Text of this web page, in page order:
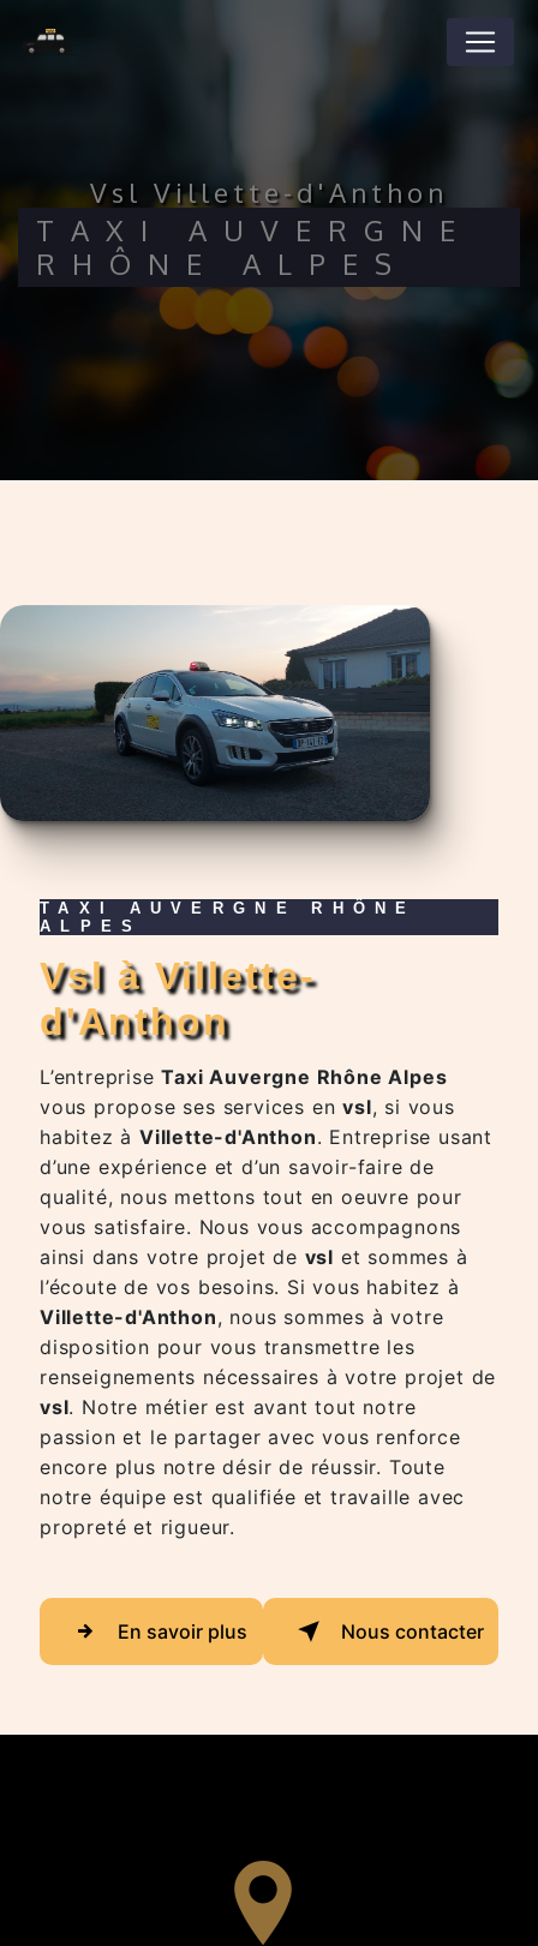
vsl Villette-d'Anthon
TAXI AUVERGNE
RHÔNE ALPES
TAXI AUVERGNE RHÔNE
ALPES
vsl à Villette-
d'Anthon
L’entrepriseTaxi Auvergne Rhône Alpes
vous propose ses services envsl, si vous
habitez àVillette-d'Anthon. Entreprise usant
d’une expérience et d’un savoir-faire de
qualité, nous mettons tout en oeuvre pour
vous satisfaire. Nous vous accompagnons
ainsi dans votre projet de vsl et sommes à
l’écoute de vos besoins. Si vous habitez à
Villette-d'Anthon, nous sommes à votre
disposition pour vous transmettre les
renseignements nécessaires à votre projet de
vsl. Notre métier est avant tout notre
passion et le partager avec vous renforce
encore plus notre désir de réussir. Toute
notre équipe est qualifiée et travaille avec
propreté et rigueur.
En savoir plus Nous contacter